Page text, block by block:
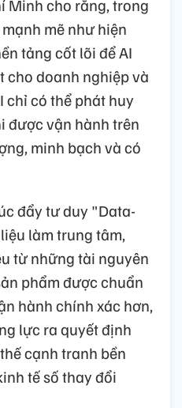
Minh cho rằng, trong
mẽ như hiện
tảng cốt lõi để AI
cho doanh nghiệp và
chỉ có thể phát huy
được vận hành trên
minh bạch và có
đẩy tư duy "Data-
làm trung tâm,
từ những tài nguyên
phẩm được chuẩn
hành chính xác hơn,
lực ra quyết định
cạnh tranh bền
tế số thay đổi